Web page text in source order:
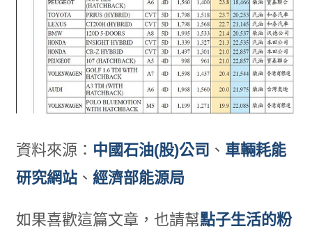
資料來源： 中國石油(股)公司 、 車輛耗能
研究網站、 經濟部能源局
如果喜歡這篇文章，也請幫點子生活的粉